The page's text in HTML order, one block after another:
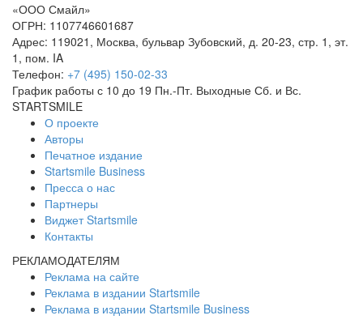
«ООО Смайл»
ОГРН: 1107746601687
Адрес: 119021 , Москва, бульвар Зубовский, д. 20-23, стр. 1, эт.
1, пом. IA
Телефон: +7 (495) 150-02-33
График работы с 10 до 19 Пн.-Пт. Выходные Сб. и Вс.
STARTSMILE
О проекте
Авторы
Печатное издание
Startsmile Business
Пресса о нас
Партнеры
Виджет Startsmile
Контакты
РЕКЛАМОДАТЕЛЯМ
Реклама на сайте
Реклама в издании Startsmile
Реклама в издании Startsmile Business